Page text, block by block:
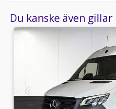
Du kanske även gillar